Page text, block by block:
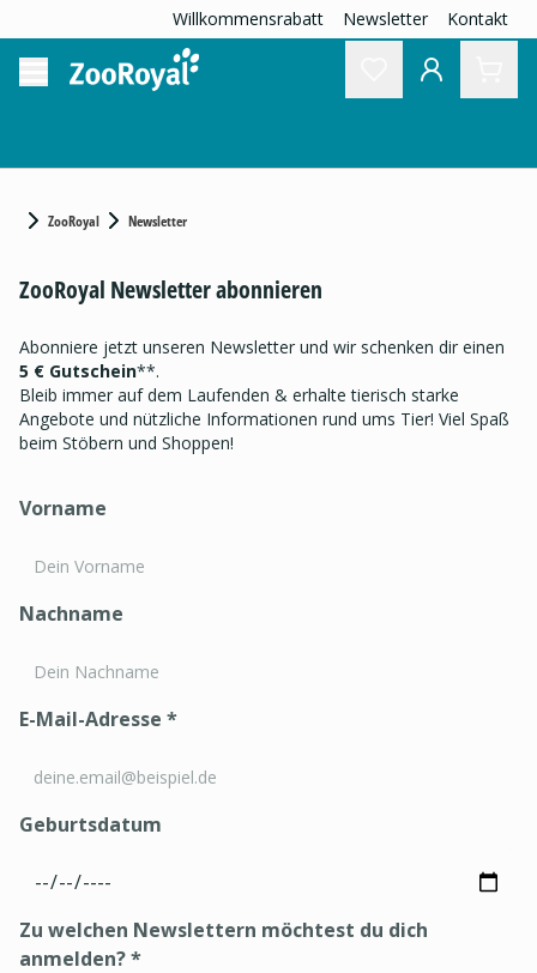
Willkommensrabatt Newsletter Kontakt
ZooRoyal Newsletter
ZooRoyal Newsletter abonnieren
Abonniere jetzt unseren Newsletter und wir schenken dir einen
5 € Gutschein**.
Bleib immer auf dem Laufenden & erhalte tierisch starke
Angebote und nützliche Informationen rund ums Tier! Viel Spaß
beim Stöbern und Shoppen!
Vorname
Nachname
E-Mail-Adresse *
Geburtsdatum
Zu welchen Newslettern möchtest du dich
anmelden?*